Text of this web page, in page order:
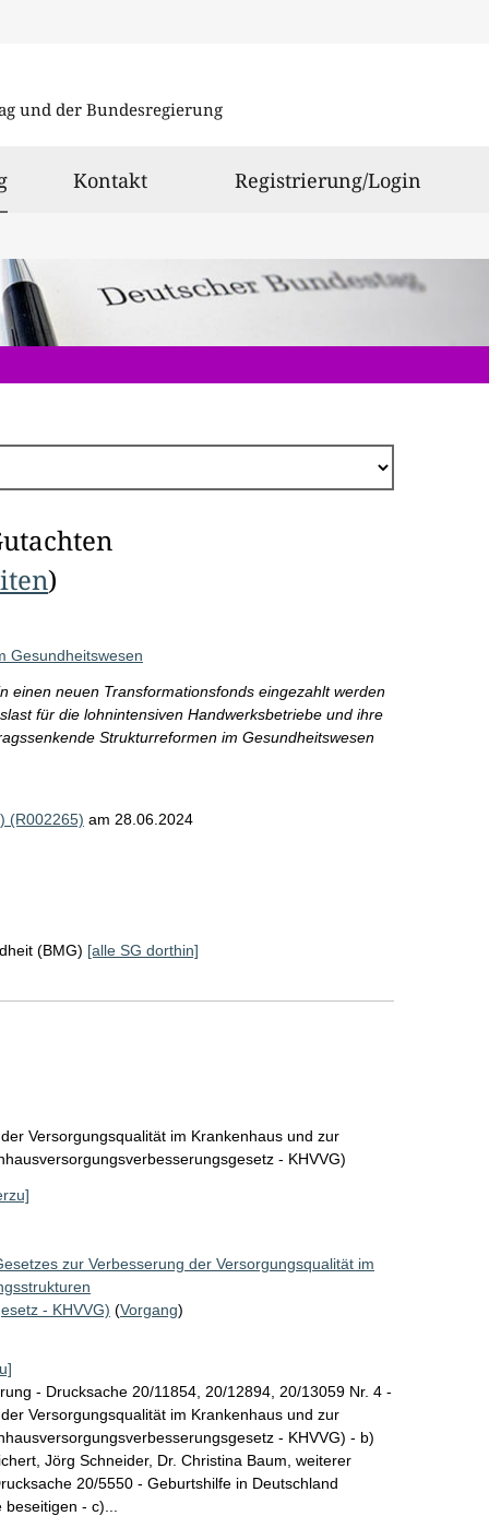
und der Bundesregierung
ausgewählt
Kontakt Registrierung/Login
)
Gesundheitswesen
einen neuen Transformationsfonds eingezahlt werden
für die lohnintensiven Handwerksbetriebe und ihre
Strukturreformen im Gesundheitswesen
(R002265) am 28.06.2024
(BMG) [alle SG dorthin]
Versorgungsqualität im Krankenhaus und zur
- KHVVG)
zur Verbesserung der Versorgungsqualität im
- KHVVG) (Vorgang)
- Drucksache 20/11854, 20/12894, 20/13059 Nr. 4 -
Versorgungsqualität im Krankenhaus und zur
- KHVVG) - b)
Jörg Schneider, Dr. Christina Baum, weiterer
20/5550 - Geburtshilfe in Deutschland
- c)...